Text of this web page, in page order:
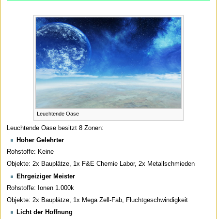
Leuchtende Oase
Leuchtende Oase besitzt 8 Zonen:
Hoher Gelehrter
Rohstoffe: Keine
Objekte: 2x Bauplätze, 1x F&E Chemie Labor, 2x Metallschmieden
Ehrgeiziger Meister
Rohstoffe: Ionen 1.000k
Objekte: 2x Bauplätze, 1x Mega Zell-Fab, Fluchtgeschwindigkeit
Licht der Hoffnung